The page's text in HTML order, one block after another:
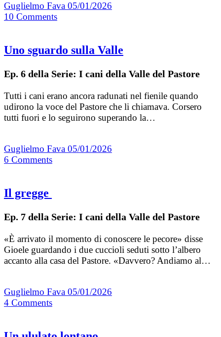
Guglielmo Fava 05/01/2026
10 Comments
Uno sguardo sulla Valle
Ep. 6 della Serie: I cani della Valle del Pastore
Tutti i cani erano ancora radunati nel fienile quando
udirono la voce del Pastore che li chiamava. Corsero
tutti fuori e lo seguirono superando la…
Guglielmo Fava 05/01/2026
6 Comments
Il gregge
Ep. 7 della Serie: I cani della Valle del Pastore
«È arrivato il momento di conoscere le pecore» disse
Gioele guardando i due cuccioli seduti sotto l’albero
accanto alla casa del Pastore. «Davvero? Andiamo al…
Guglielmo Fava 05/01/2026
4 Comments